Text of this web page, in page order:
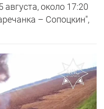
около 17:20
– Сопоцкин",